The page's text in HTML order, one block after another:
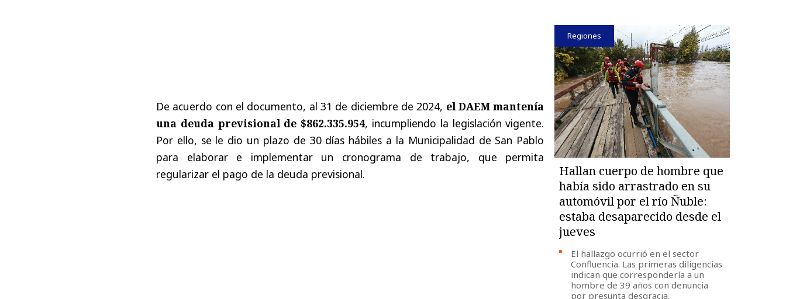
De acuerdo con el documento, al 31 de diciembre de 2024, el DAEM mantenía
una deuda previsional de $862.335.954, incumpliendo la legislación vigente.
Por ello, se le dio un plazo de 30 días hábiles a la Municipalidad de San Pablo
para elaborar e implementar un cronograma de trabajo, que permita
regularizar el pago de la deuda previsional.
Regiones
Hallan cuerpo de hombre que
había sido arrastrado en su
automóvil por el río Ñuble:
estaba desaparecido desde el
jueves
El hallazgo ocurrió en el sector
Confluencia. Las primeras diligencias
indican que correspondería a un
hombre de 39 años con denuncia
por presunta desgracia.